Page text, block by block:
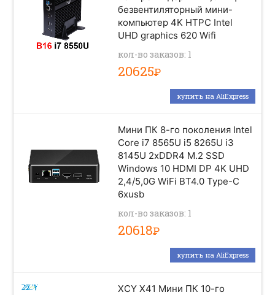
безвентиляторный мини-
компьютер 4K HTPC Intel
UHD graphics 620 Wifi
кол-во заказов: 1
20625Р
купить на AliExpress
Мини ПК 8-го поколения Intel
Core i7 8565U i5 8265U i3
8145U 2xDDR4 M.2 SSD
Windows 10 HDMI DP 4K UHD
2,4/5,0G WiFi BT4.0 Type-C
6xusb
кол-во заказов: 1
20618Р
купить на AliExpress
XCY X41 Мини ПК 10-го